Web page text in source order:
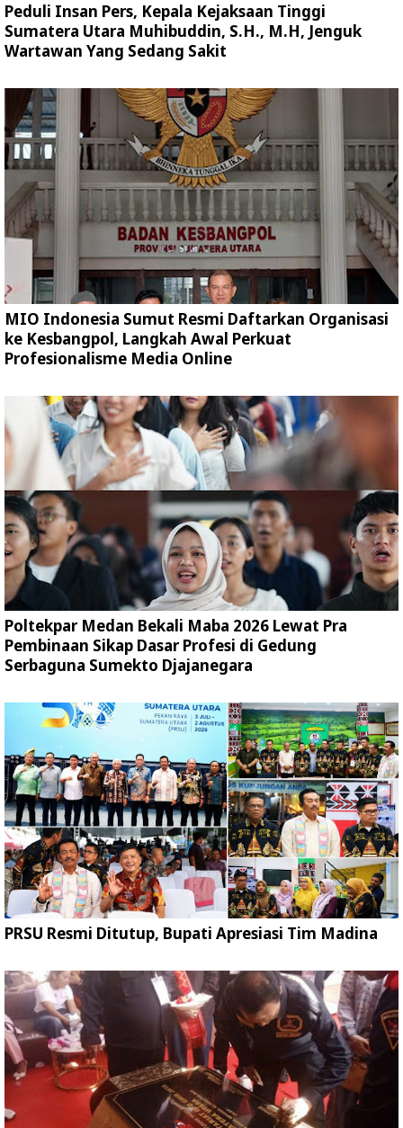
Peduli Insan Pers, Kepala Kejaksaan Tinggi
Sumatera Utara Muhibuddin, S.H., M.H, Jenguk
Wartawan Yang Sedang Sakit
MIO Indonesia Sumut Resmi Daftarkan Organisasi
ke Kesbangpol, Langkah Awal Perkuat
Profesionalisme Media Online
Poltekpar Medan Bekali Maba 2026 Lewat Pra
Pembinaan Sikap Dasar Profesi di Gedung
Serbaguna Sumekto Djajanegara
PRSU Resmi Ditutup, Bupati Apresiasi Tim Madina